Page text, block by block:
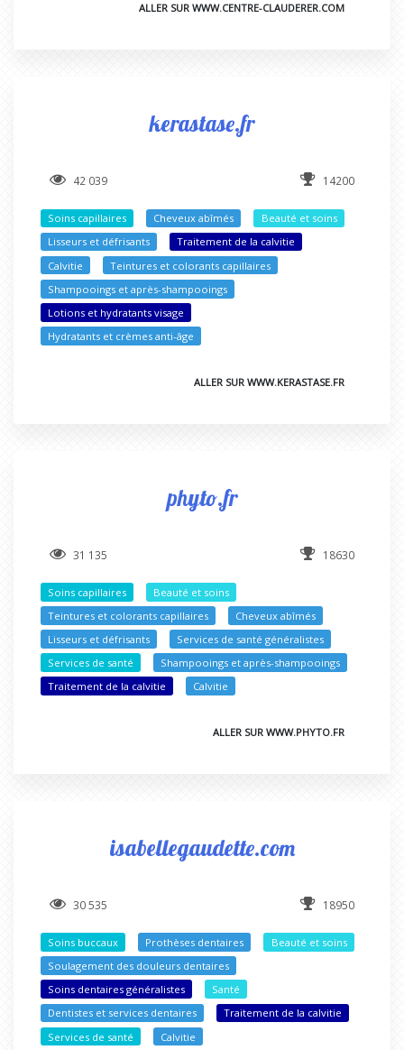
ALLER SUR WWW.CENTRE-CLAUDERER.COM
kerastase.fr
42 039 14200
Soins capillaires Cheveux abîmés
Beauté et soins
Lisseurs et défrisants
Traitement de la calvitie
Calvitie
Teintures et colorants capillaires
Shampooings et après-shampooings
Lotions et hydratants visage
Hydratants et crèmes anti-âge
ALLER SUR WWW.KERASTASE.FR
phyto.fr
31 135 18630
Soins capillaires
Beauté et soins
Teintures et colorants capillaires
Cheveux abîmés
Lisseurs et défrisants
Services de santé généralistes
Services de santé
Shampooings et après-shampooings
Traitement de la calvitie
Calvitie
ALLER SUR WWW.PHYTO.FR
isabellegaudette.com
30 535 18950
Soins buccaux Prothèses dentaires
Beauté et soins
Soulagement des douleurs dentaires
Soins dentaires généralistes
Santé
Dentistes et services dentaires
Traitement de la calvitie
Services de santé
Calvitie